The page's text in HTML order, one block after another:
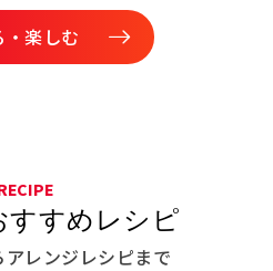
・楽しむ
すすめレシピ
レンジレシピまで